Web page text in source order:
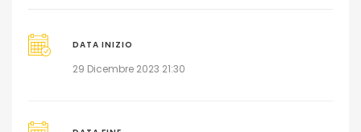
DATA INIZIO
29 Dicembre 2023 21:30